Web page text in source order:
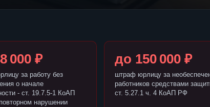
000 ₽
за работу без
о начале
- ст. 19.7.5-1 КоАП
нарушении
до 150 000 ₽
штраф юрлицу за
работников средствами
ст. 5.27.1 ч. 4 КоАП РФ